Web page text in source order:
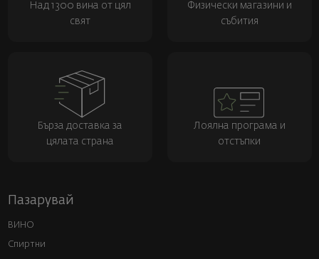
Над 1300 вина от цял
свят
Физически магазини и
събития
Бърза доставка за
цялата страна
Лоялна програма и
отстъпки
Пазарувай
ВИНО
Спиртни